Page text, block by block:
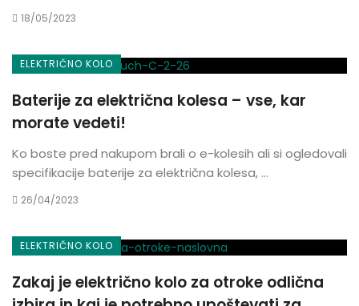
18/05/2023
ELEKTRIČNO KOLO
Baterije za električna kolesa – vse, kar
morate vedeti!
Ko boste pred nakupom brali o e-kolesih ali si ogledovali
specifikacije baterije za električna kolesa, ...
26/04/2023
ELEKTRIČNO KOLO
Zakaj je električno kolo za otroke odlična